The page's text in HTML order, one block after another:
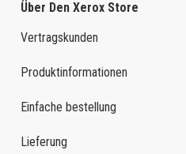
Über Den Xerox Store
Vertragskunden
Produktinformationen
Einfache bestellung
Lieferung